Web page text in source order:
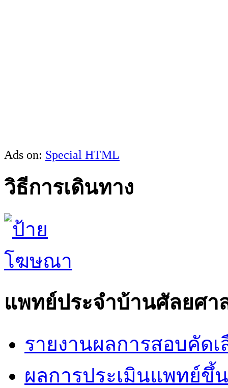
Ads on: Special HTML
วิธีการเดินทาง
แพทย์ประจำบ้านศัลยศา
รายงานผลการสอบคัดเ
ผลการประเมินแพทย์ขึ้